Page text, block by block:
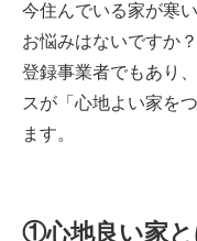
今住んでいる家が寒
お悩みはないですか
登録事業者でもあり
スが「心地よい家を
ます。
①心地良い家と